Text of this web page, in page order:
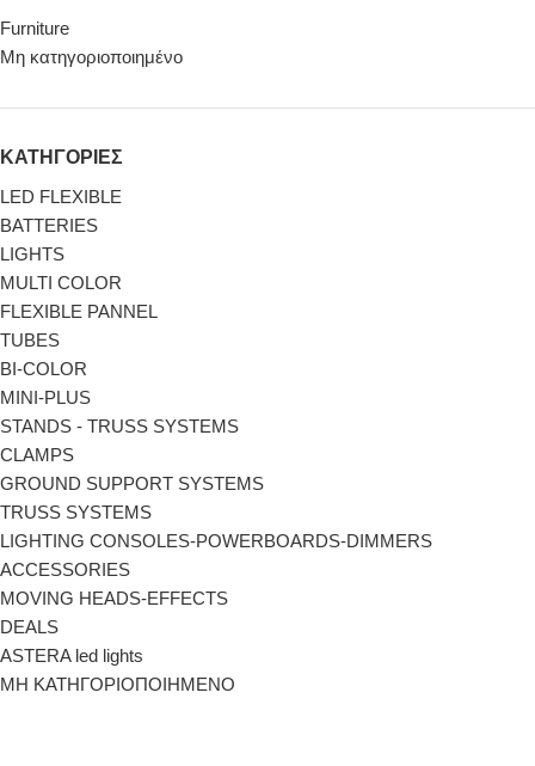
Furniture
Μη κατηγοριοποιημένο
ΚΑΤΗΓΟΡΙΕΣ
LED FLEXIBLE
BATTERIES
LIGHTS
MULTI COLOR
FLEXIBLE PANNEL
TUBES
BI-COLΟR
MINI-PLUS
STANDS - TRUSS SYSTEMS
CLAMPS
GROUND SUPPORT SYSTEMS
TRUSS SYSTEMS
LIGHTING CONSOLES-POWERBOARDS-DIMMERS
ACCESSORIES
MOVING HEADS-EFFECTS
DEALS
ASTERA led lights
ΜΗ ΚΑΤΗΓΟΡΙΟΠΟΙΗΜΕΝΟ